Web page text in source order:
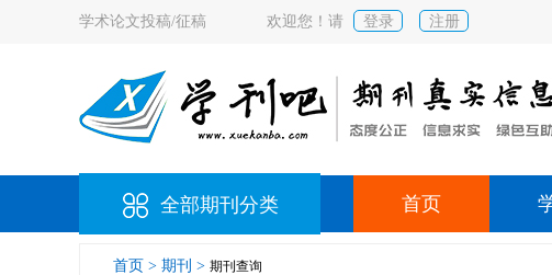
学术论文投稿/征稿 欢迎您！请 登录 注册
全部期刊分类 首页
首页 > 期刊 > 期刊查询